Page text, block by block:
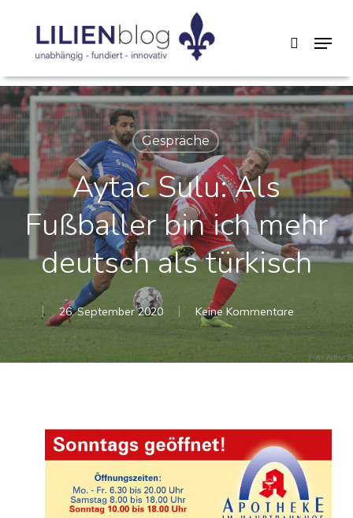
content
search
Menu
Gespräche
Aytac Sulu: Als
Fußballer bin ich mehr
deutsch als türkisch
26. September 2020 Keine Kommentare